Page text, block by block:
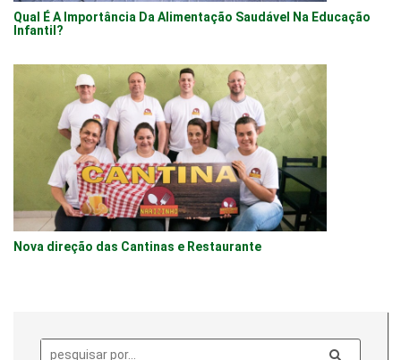
Qual É A Importância Da Alimentação Saudável Na Educação
Infantil?
Nova direção das Cantinas e Restaurante
Pesquisa: